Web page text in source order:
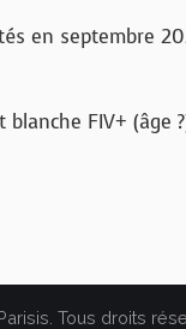
en septembre
Tous droits